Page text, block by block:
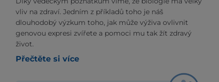
vliv na zdraví. Jedním z příkladů toho je náš
dlouhodobý výzkum toho, jak může výživa ovlivnit
genovou expresi zvířete a pomoci mu tak žít zdravý
život.
Přečtěte si více